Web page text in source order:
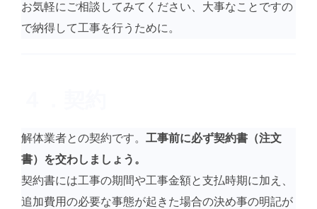
お気軽にご相談してみてください、大事なことですの
で納得して工事を行うために。
解体業者との契約です。 工事前に必ず契約書（注文
書）を交わしましょう。
契約書には工事の期間や工事金額と支払時期に加え、
追加費用の必要な事態が起きた場合の決め事の明記が